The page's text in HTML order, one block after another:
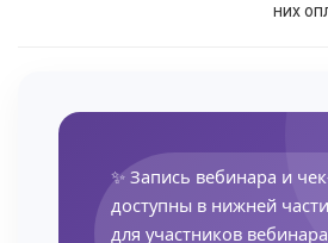
них
✨ Запись вебинара и
доступны в нижней
для участников